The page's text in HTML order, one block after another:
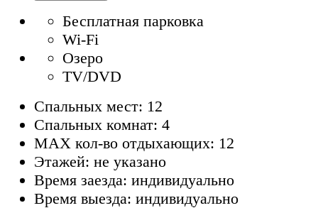
Бесплатная парковка
Wi-Fi
Озеро
TV/DVD
Спальных мест: 12
Спальных комнат: 4
MAX кол-во отдыхающих: 12
Этажей: не указано
Время заезда: индивидуально
Время выезда: индивидуально